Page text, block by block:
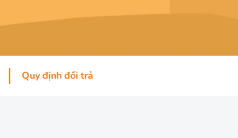
Quy định đổi trả